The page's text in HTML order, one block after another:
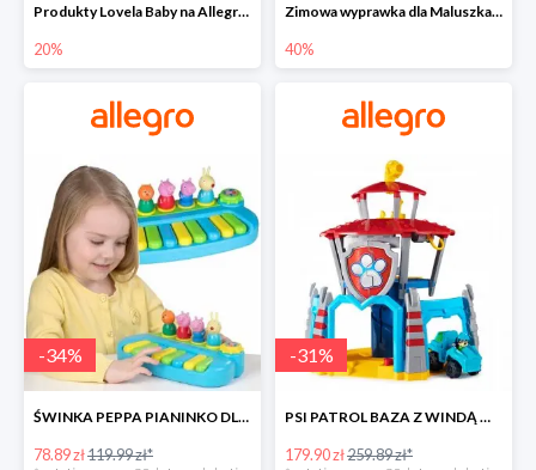
Produkty Lovela Baby na Allegro do -20%
20%
Zimowa wyprawka dla Maluszka na Allegro do -40%
40%
-34%
ŚWINKA PEPPA PIANINKO DLA DZIECI -34%
78.89 zł119.99 zł*
-31%
PSI PATROL BAZA Z WINDĄ WIEŻA + POJAZD AUTO REX -30%
179.90 zł259.89 zł*